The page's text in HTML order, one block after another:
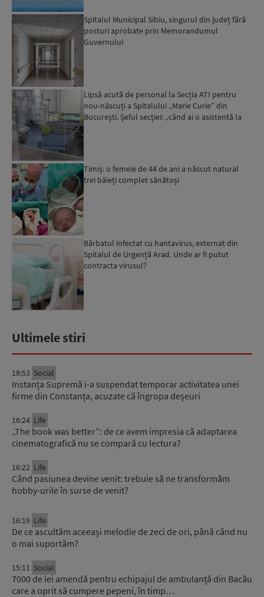
Spitalul Municipal Sibiu, singurul din județ fără
posturi aprobate prin Memorandumul
Guvernului
Lipsă acută de personal la Secția ATI pentru
nou-născuți a Spitalului „Marie Curie” din
București. Șeful secției: „când ai o asistentă la
Timiș: o femeie de 44 de ani a născut natural
trei băieți complet sănătoși
Bărbatul infectat cu hantavirus, externat din
Spitalul de Urgență Arad. Unde ar fi putut
contracta virusul?
Ultimele stiri
18:53 Social
Instanța Supremă i-a suspendat temporar activitatea unei
firme din Constanța, acuzate că îngropa deșeuri
16:24 Life
„The book was better”: de ce avem impresia că adaptarea
cinematografică nu se compară cu lectura?
16:22 Life
Când pasiunea devine venit: trebuie să ne transformăm
hobby-urile în surse de venit?
16:19 Life
De ce ascultăm aceeași melodie de zeci de ori, până când nu
o mai suportăm?
15:11 Social
7000 de lei amendă pentru echipajul de ambulanță din Bacău
care a oprit să cumpere pepeni, în timp…